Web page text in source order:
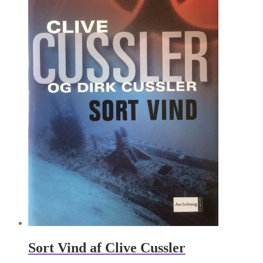
Sort Vind af Clive Cussler